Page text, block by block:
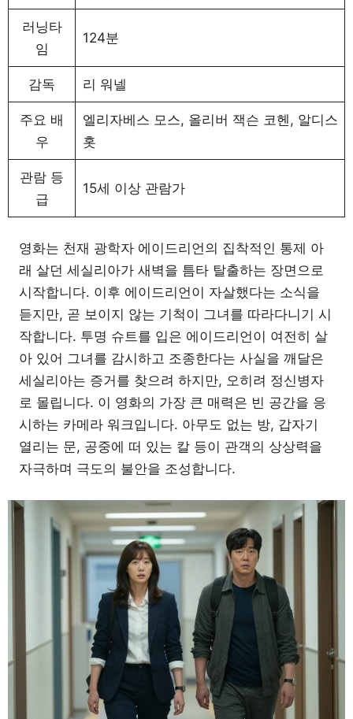
러닝타
임
124분
감독 리 워넬
주요 배
우
엘리자베스 모스, 올리버 잭슨 코헨, 알디스
홋
관람 등
급
15세 이상 관람가
영화는 천재 광학자 에이드리언의 집착적인 통제 아
래 살던 세실리아가 새벽을 틈타 탈출하는 장면으로
시작합니다. 이후 에이드리언이 자살했다는 소식을
듣지만, 곧 보이지 않는 기척이 그녀를 따라다니기 시
작합니다. 투명 슈트를 입은 에이드리언이 여전히 살
아 있어 그녀를 감시하고 조종한다는 사실을 깨달은
세실리아는 증거를 찾으려 하지만, 오히려 정신병자
로 몰립니다. 이 영화의 가장 큰 매력은 빈 공간을 응
시하는 카메라 워크입니다. 아무도 없는 방, 갑자기
열리는 문, 공중에 떠 있는 칼 등이 관객의 상상력을
자극하며 극도의 불안을 조성합니다.